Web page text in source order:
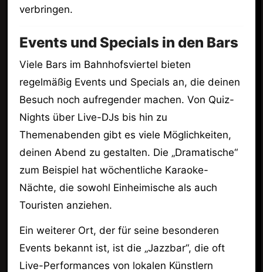
verbringen.
Events und Specials in den Bars
Viele Bars im Bahnhofsviertel bieten
regelmäßig Events und Specials an, die deinen
Besuch noch aufregender machen. Von Quiz-
Nights über Live-DJs bis hin zu
Themenabenden gibt es viele Möglichkeiten,
deinen Abend zu gestalten. Die „Dramatische“
zum Beispiel hat wöchentliche Karaoke-
Nächte, die sowohl Einheimische als auch
Touristen anziehen.
Ein weiterer Ort, der für seine besonderen
Events bekannt ist, ist die „Jazzbar“, die oft
Live-Performances von lokalen Künstlern